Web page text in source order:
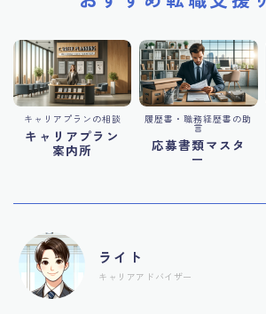
キャリアプランの相談
キャリアプラン
案内所
履歴書・職務経歴書の助
言
応募書類マスタ
ー
ライト
キャリアアドバイザー